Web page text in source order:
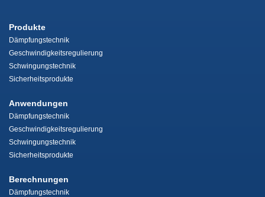
Produkte
Dämpfungstechnik
Geschwindigkeitsregulierung
Schwingungstechnik
Sicherheitsprodukte
Anwendungen
Dämpfungstechnik
Geschwindigkeitsregulierung
Schwingungstechnik
Sicherheitsprodukte
Berechnungen
Dämpfungstechnik